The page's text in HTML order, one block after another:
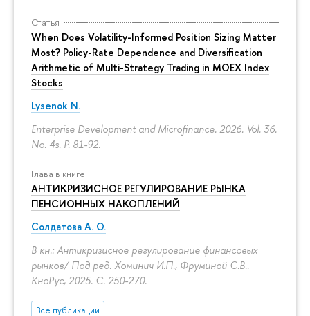
Статья
When Does Volatility-Informed Position Sizing Matter
Most? Policy-Rate Dependence and Diversification
Arithmetic of Multi-Strategy Trading in MOEX Index
Stocks
Lysenok N.
Enterprise Development and Microfinance. 2026. Vol. 36.
No. 4s. P. 81-92.
Глава в книге
АНТИКРИЗИСНОЕ РЕГУЛИРОВАНИЕ РЫНКА
ПЕНСИОННЫХ НАКОПЛЕНИЙ
Солдатова А. О.
В кн.: Антикризисное регулирование финансовых
рынков/ Под ред. Хоминич И.П., Фруминой С.В..
КноРус, 2025. С. 250-270.
Все публикации